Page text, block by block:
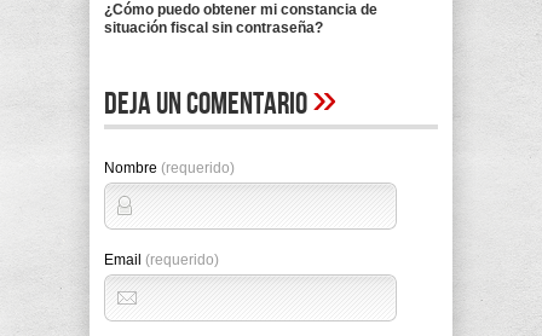
¿Cómo puedo obtener mi constancia de
situación fiscal sin contraseña?
Deja un comentario»
Nombre (requerido)
Email (requerido)